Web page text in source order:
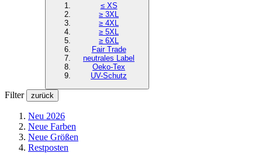
≤ XS
≥ 3XL
≥ 4XL
≥ 5XL
≥ 6XL
Fair Trade
neutrales Label
Oeko-Tex
UV-Schutz
Filter zurück
Neu 2026
Neue Farben
Neue Größen
Restposten